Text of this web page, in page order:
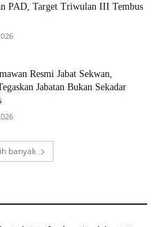
PAD, Target Triwulan III Tembus
Resmi Jabat Sekwan,
Jabatan Bukan Sekadar
banyak